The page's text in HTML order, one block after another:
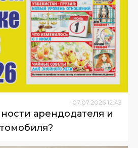
07 07 2026 12:43
арендодателя и